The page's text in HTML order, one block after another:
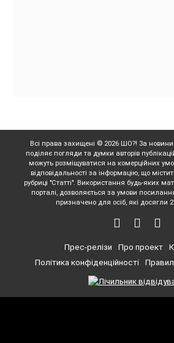
Всі права захищені © 2026 ШО?! За
поділяє погляди та думки авторів
можуть розміщуватися на комерційних
відповідальності за інформацію, що
рубриці "Статті". Використання будь-яких
порталі, дозволяється за умови
призначено для осіб, які досягли
Прес-релізи Про проект
Політика конфіденційності